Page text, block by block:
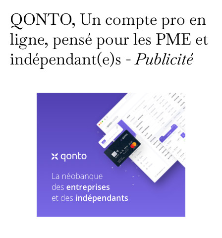
QONTO, Un compte pro en
ligne, pensé pour les PME et
indépendant(e)s -Publicité